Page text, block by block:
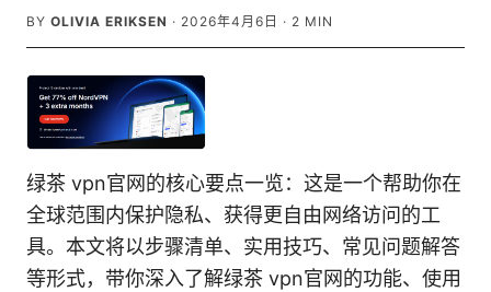
BY OLIVIA ERIKSEN · 2026年4月6日 · 2 MIN
绿茶 vpn官网的核心要点一览：这是一个帮助你在
全球范围内保护隐私、获得更自由网络访问的工
具。本文将以步骤清单、实用技巧、常见问题解答
等形式，带你深入了解绿茶 vpn官网的功能、使用